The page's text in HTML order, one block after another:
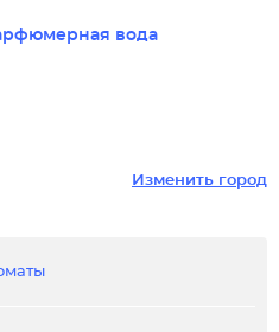
вода
Изменить город